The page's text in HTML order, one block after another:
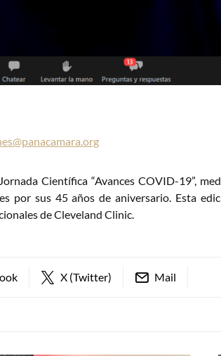
Científica “Avances COVID-19”,
por sus 45 años de aniversario. Esta
de Cleveland Clinic.
X (Twitter) Mail